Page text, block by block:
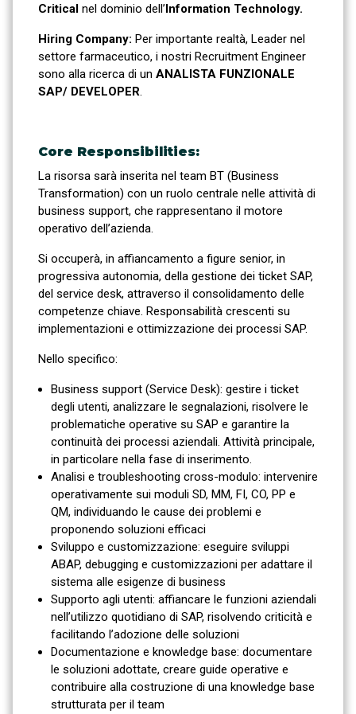
Critical nel dominio dell’Information Technology.
Hiring Company: Per importante realtà, Leader nel
settore farmaceutico, i nostri Recruitment Engineer
sono alla ricerca di un ANALISTA FUNZIONALE
SAP/ DEVELOPER.
Core Responsibilities:
La risorsa sarà inserita nel team BT (Business
Transformation) con un ruolo centrale nelle attività di
business support, che rappresentano il motore
operativo dell’azienda.
Si occuperà, in affiancamento a figure senior, in
progressiva autonomia, della gestione dei ticket SAP,
del service desk, attraverso il consolidamento delle
competenze chiave. Responsabilità crescenti su
implementazioni e ottimizzazione dei processi SAP.
Nello specifico:
Business support (Service Desk): gestire i ticket
degli utenti, analizzare le segnalazioni, risolvere le
problematiche operative su SAP e garantire la
continuità dei processi aziendali. Attività principale,
in particolare nella fase di inserimento.
Analisi e troubleshooting cross-modulo: intervenire
operativamente sui moduli SD, MM, FI, CO, PP e
QM, individuando le cause dei problemi e
proponendo soluzioni efficaci
Sviluppo e customizzazione: eseguire sviluppi
ABAP, debugging e customizzazioni per adattare il
sistema alle esigenze di business
Supporto agli utenti: affiancare le funzioni aziendali
nell’utilizzo quotidiano di SAP, risolvendo criticità e
facilitando l’adozione delle soluzioni
Documentazione e knowledge base: documentare
le soluzioni adottate, creare guide operative e
contribuire alla costruzione di una knowledge base
strutturata per il team